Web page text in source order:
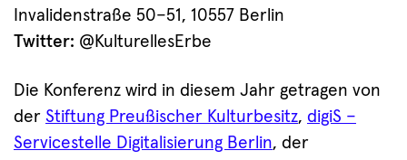
Invalidenstraße 50–51, 10557 Berlin
Twitter: @KulturellesErbe
Die Konferenz wird in diesem Jahr getragen von
der Stiftung Preußischer Kulturbesitz, digiS –
Servicestelle Digitalisierung Berlin, der